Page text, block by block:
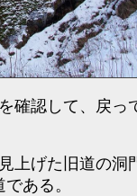
確認して、戻っ
上げた旧道の洞
ある。